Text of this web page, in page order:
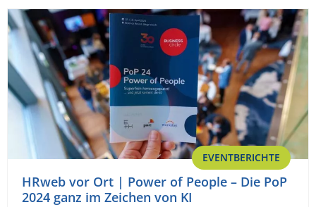
EVENTBERICHTE
HRweb vor Ort | Power of People – Die PoP
2024 ganz im Zeichen von KI